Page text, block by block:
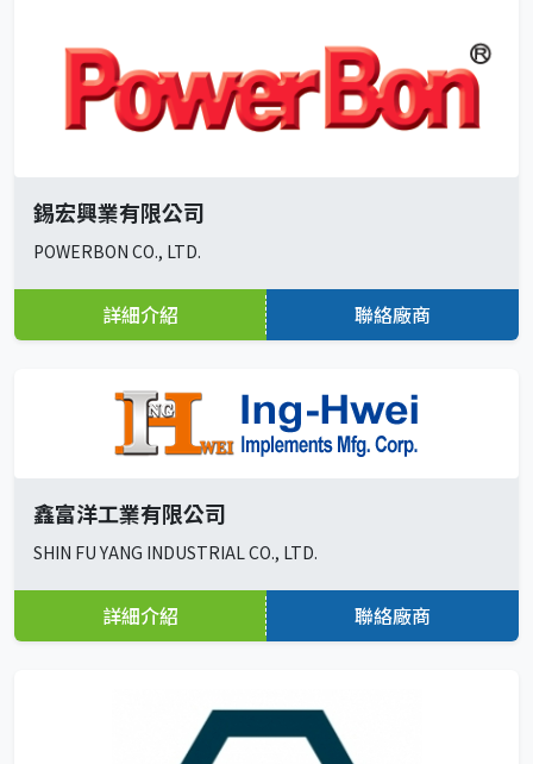
錫宏興業有限公司
POWERBON CO., LTD.
詳細介紹 聯絡廠商
鑫富洋工業有限公司
SHIN FU YANG INDUSTRIAL CO., LTD.
詳細介紹 聯絡廠商